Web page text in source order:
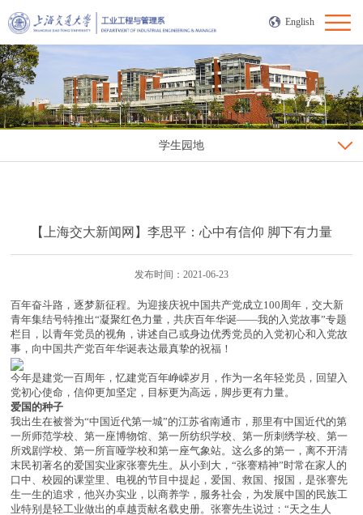
English
学生园地
【上海交大新闻网】李思平：心中有信仰 脚下有力量
发布时间：2021-06-23
百年奋斗路，逐梦新征程。为迎接庆祝中国共产党成立100周年，交大新
青年集结号特推出“凝聚红色力量，共庆百年华诞——我的入党故事”专题
栏目，以青年党员的视角，讲述自己或身边优秀党员的入党初心和入党故
事，向中国共产党百年华诞表达最真挚的祝福！
今年是建党一百周年，忆建党百年峥嵘岁月，作为一名年轻党员，回望入
党初心使命，信仰更加坚定，目标更为高远，脚步更有力量。
爱国的种子
我出生在被誉为“中国近代第一城”的江苏省南通市，那里有中国近代的第
一所师范学校、第一座博物馆、第一所纺织学校、第一所刺绣学校、第一
所戏剧学校、第一所盲哑学校和第一座气象站。这么多的第一，离不开清
末民初著名的爱国实业家张謇先生。从小到大，“张謇精神”时常在家人的
口中、校园的课堂里、电视的节目中提起，爱国、救国、报国，是张謇先
生一生的追求，他兴办实业，以商养学，服务社会，为发展中国的民族工
业特别是轻工业做出的卓越贡献名载史册。张謇先生说过：“天之生人